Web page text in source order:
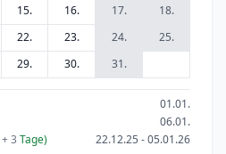
15. 16. 17.
18.
22. 23. 24.
25.
29. 30. 31.
01.01.
06.01.
+ 3 Tage) 22.12.25 - 05.01.26